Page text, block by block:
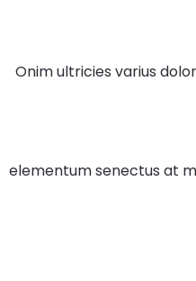
Onim ultricies varius
elementum senectus at